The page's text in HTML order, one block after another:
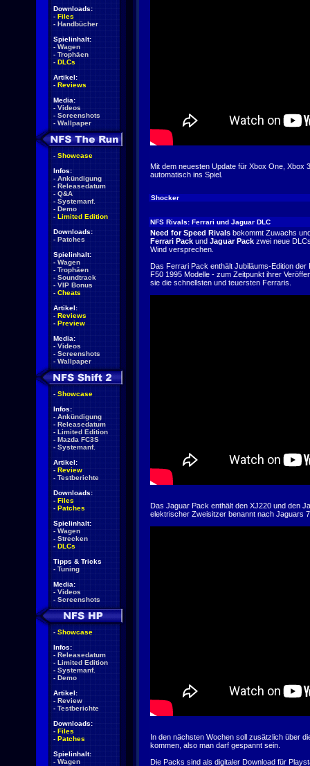
Downloads:
- Files
- Handbücher
Spielinhalt:
- Wagen
- Trophäen
- DLCs
Artikel:
- Reviews
Media:
- Videos
- Screenshots
- Wallpaper
- Showcase
Infos:
- Ankündigung
- Releasedatum
- Q&A
- Systemanf.
- Demo
- Limited Edition
Downloads:
- Patches
Spielinhalt:
- Wagen
- Trophäen
- Soundtrack
- VIP Bonus
- Cheats
Artikel:
- Reviews
- Preview
Media:
- Videos
- Screenshots
- Wallpaper
- Showcase
Infos:
- Ankündigung
- Releasedatum
- Limited Edition
- Mazda FC3S
- Systemanf.
Artikel:
- Review
- Testberichte
Downloads:
- Files
- Patches
Spielinhalt:
- Wagen
- Strecken
- DLCs
Tipps & Tricks
- Tuning
Media:
- Videos
- Screenshots
- Showcase
Infos:
- Releasedatum
- Limited Edition
- Systemanf.
- Demo
Artikel:
- Review
- Testberichte
Downloads:
- Files
- Patches
Spielinhalt:
- Wagen
Mit dem neuesten Update für Xbox One, Xbox
automatisch ins Spiel.
Shocker
NFS Rivals: Ferrari und Jaguar DLC
Need for Speed Rivals bekommt Zuwachs
Ferrari Pack und Jaguar Pack zwei neue
Wind versprechen.
Das Ferrari Pack enthält Jubiläums-Edition der
F50 1995 Modelle - zum Zeitpunkt ihrer
sie die schnellsten und teuersten Ferraris.
Das Jaguar Pack enthält den XJ220 und den
elektrischer Zweisitzer benannt nach Jaguars
In den nächsten Wochen soll zusätzlich über
kommen, also man darf gespannt sein.
Die Packs sind als digitaler Download für